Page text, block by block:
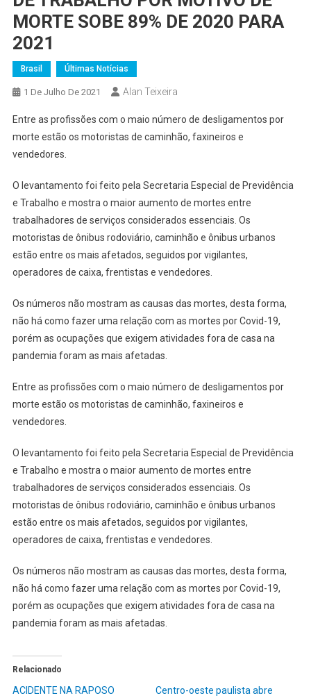
MORTE SOBE 89% DE 2020 PARA
2021
Brasil Últimas Notícias
1 De Julho De 2021 Alan Teixeira
Entre as profissões com o maio número de desligamentos por
morte estão os motoristas de caminhão, faxineiros e
vendedores.
O levantamento foi feito pela Secretaria Especial de Previdência
e Trabalho e mostra o maior aumento de mortes entre
trabalhadores de serviços considerados essenciais. Os
motoristas de ônibus rodoviário, caminhão e ônibus urbanos
estão entre os mais afetados, seguidos por vigilantes,
operadores de caixa, frentistas e vendedores.
Os números não mostram as causas das mortes, desta forma,
não há como fazer uma relação com as mortes por Covid-19,
porém as ocupações que exigem atividades fora de casa na
pandemia foram as mais afetadas.
Entre as profissões com o maio número de desligamentos por
morte estão os motoristas de caminhão, faxineiros e
vendedores.
O levantamento foi feito pela Secretaria Especial de Previdência
e Trabalho e mostra o maior aumento de mortes entre
trabalhadores de serviços considerados essenciais. Os
motoristas de ônibus rodoviário, caminhão e ônibus urbanos
estão entre os mais afetados, seguidos por vigilantes,
operadores de caixa, frentistas e vendedores.
Os números não mostram as causas das mortes, desta forma,
não há como fazer uma relação com as mortes por Covid-19,
porém as ocupações que exigem atividades fora de casa na
pandemia foram as mais afetadas.
Relacionado
ACIDENTE NA RAPOSO
Centro-oeste paulista abre